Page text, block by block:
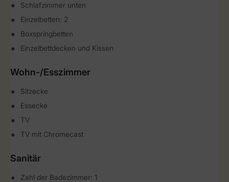
Schlafzimmer unten
Einzelbetten: 2
Boxspringbetten
Einzelbettdecken und Kissen
Wohn-/Esszimmer
Sitzecke
Essecke
TV
TV mit Chromecast
Sanitär
Zahl der Badezimmer: 1